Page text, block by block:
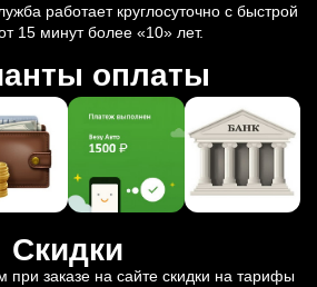
работает круглосуточно с быстрой
15 минут более «10» лет.
оплаты
Скидки
при заказе на сайте скидки на тарифы